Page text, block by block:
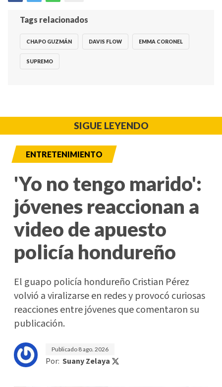
Tags relacionados
CHAPO GUZMÁN DAVIS FLOW EMMA CORONEL
SUPREMO
SIGUE LEYENDO
ENTRETENIMIENTO
'Yo no tengo marido':
jóvenes reaccionan a
video de apuesto
policía hondureño
El guapo policía hondureño Cristian Pérez
volvió a viralizarse en redes y provocó curiosas
reacciones entre jóvenes que comentaron su
publicación.
Publicado 8 ago. 2026
Por: Suany Zelaya